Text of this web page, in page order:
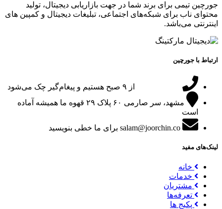
جورچین تیمی برای برند شما در جهت بازاریابی دیجیتال، تولید
محتوای ناب برای شبکه‌های اجتماعی، تبلیغات دیجیتال و کمپین های
اینترنتی می‌باشد.
ارتباط با جورچین
از ۹ صبح هستیم و پیغام‌گیر چک می‌شود
مشهد، سر صارمی ۶۰ پلاک ۲۹
قهوه ما همیشه آماده
است
salam@joorchin.co برای ما خطی بنویسید
لینک‌های مفید
خانه
خدمات
مشتریان
تعرفه‌ها
پکیج ها